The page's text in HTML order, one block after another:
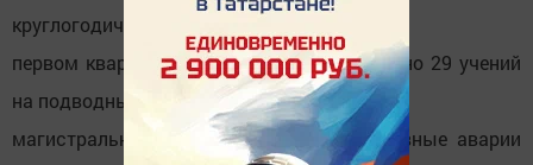
круглогодичном режиме. Например, в
первом квартале 2022 года было проведено 29 учений
на подводных переходах
магистральных трубопроводов. Все условные аварии